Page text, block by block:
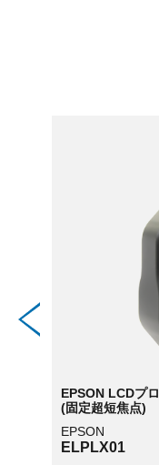
EPSON LCDプ
(固定超短焦点)
EPSON
ELPLX01